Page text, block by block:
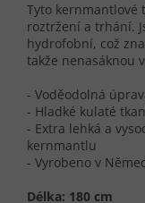
Tyto kernmantlové
roztržení a trhání.
hydrofobní, což
takže nenasáknou
- Voděodolná
- Hladké kulaté
- Extra lehká a
kernmantlu
- Vyrobeno v
Délka: 180 cm